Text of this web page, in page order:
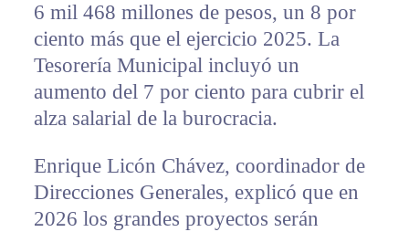
6 mil 468 millones de pesos, un 8 por
ciento más que el ejercicio 2025. La
Tesorería Municipal incluyó un
aumento del 7 por ciento para cubrir el
alza salarial de la burocracia.
Enrique Licón Chávez, coordinador de
Direcciones Generales, explicó que en
2026 los grandes proyectos serán